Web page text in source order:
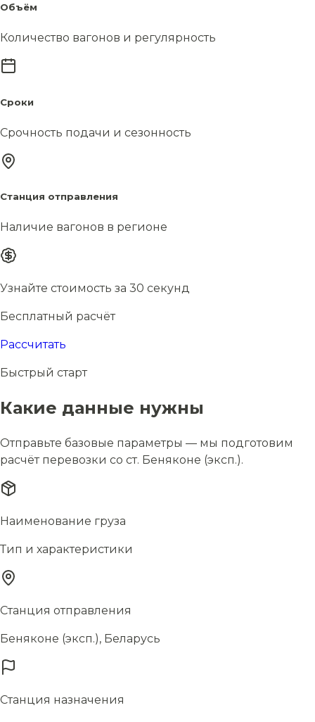
Объём
Количество вагонов и регулярность
Сроки
Срочность подачи и сезонность
Станция отправления
Наличие вагонов в регионе
Узнайте стоимость за 30 секунд
Бесплатный расчёт
Рассчитать
Быстрый старт
Какие данные нужны
Отправьте базовые параметры — мы подготовим
расчёт перевозки со ст. Беняконе (эксп.).
Наименование груза
Тип и характеристики
Станция отправления
Беняконе (эксп.), Беларусь
Станция назначения